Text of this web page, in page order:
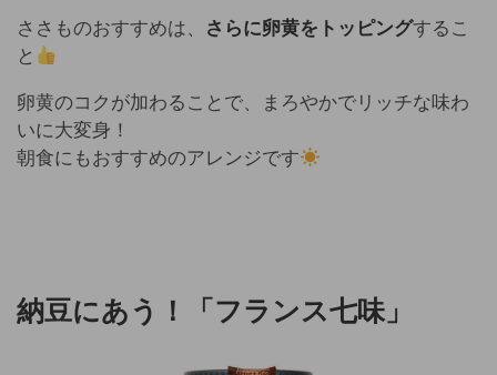
ささものおすすめは、 さらに卵黄をトッピングするこ
と
卵黄のコクが加わることで、まろやかでリッチな味わ
いに大変身！
朝食にもおすすめのアレンジです
納豆にあう！「フランス七味」